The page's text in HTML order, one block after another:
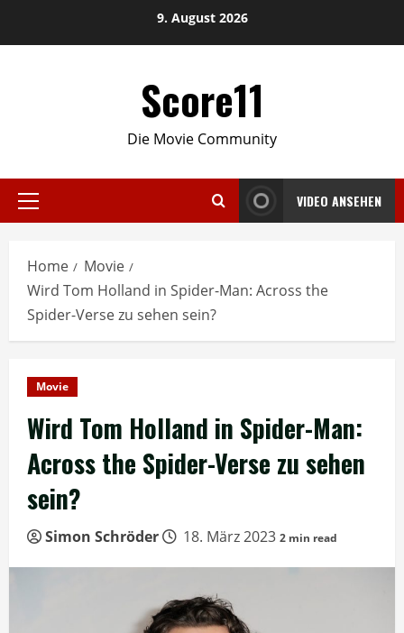
9. August 2026
Score11
Die Movie Community
Primary
VIDEO ANSEHEN
Home
Movie
Wird Tom Holland in Spider-Man: Across the
Spider-Verse zu sehen sein?
Movie
Wird Tom Holland in Spider-Man:
Across the Spider-Verse zu sehen
sein?
Simon Schröder 18. März 2023 2 min read